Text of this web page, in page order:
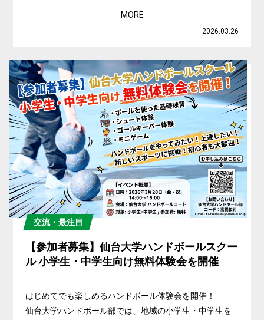
MORE
2026.03.26
交流・最注目
【参加者募集】仙台大学ハンドボールスクー
ル 小学生・中学生向け無料体験会を開催
はじめてでも楽しめるハンドボール体験会を開催！
仙台大学ハンドボール部では、地域の小学生・中学生を